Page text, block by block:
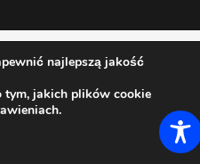
najlepszą jakość
tym, jakich plików cookie